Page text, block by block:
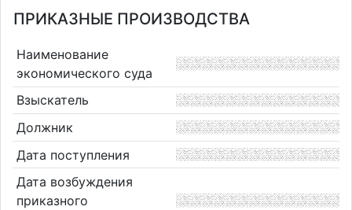
ПРИКАЗНЫЕ ПРОИЗВОДСТВА
Наименование
экономического суда
Взыскатель
Должник
Дата поступления
Дата возбуждения
приказного